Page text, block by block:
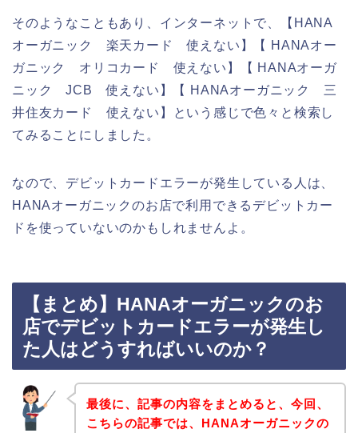
そのようなこともあり、インターネットで、【HANA
オーガニック 楽天カード 使えない】【 HANAオー
ガニック オリコカード 使えない】【 HANAオーガ
ニック JCB 使えない】【 HANAオーガニック 三
井住友カード 使えない】という感じで色々と検索し
てみることにしました。
なので、デビットカードエラーが発生している人は、
HANAオーガニックのお店で利用できるデビットカー
ドを使っていないのかもしれませんよ。
【まとめ】HANAオーガニックのお
店でデビットカードエラーが発生し
た人はどうすればいいのか？
最後に、記事の内容をまとめると、今回、
こちらの記事では、HANAオーガニックの